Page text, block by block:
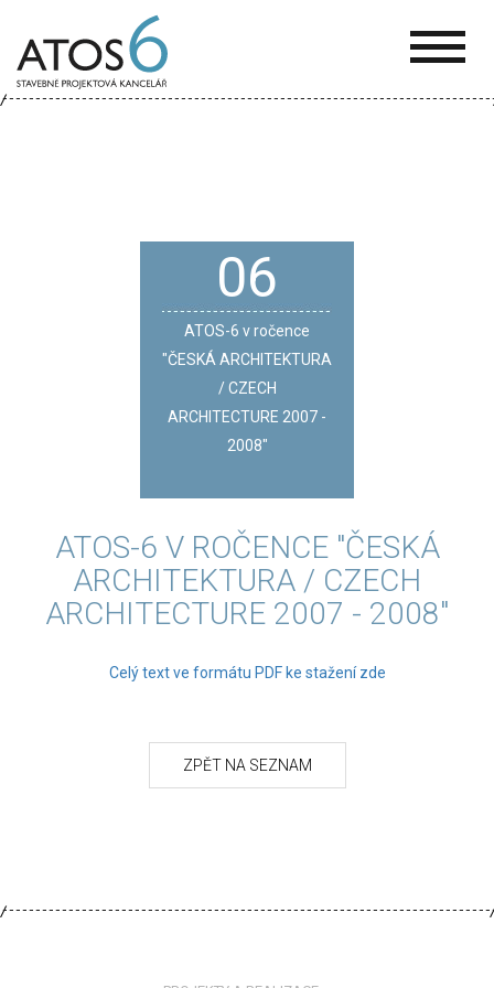
6
06
ATOS-6 v ročence
"ČESKÁ ARCHITEKTURA
/ CZECH
ARCHITECTURE 2007 -
2008"
ATOS-6 V ROČENCE "ČESKÁ
ARCHITEKTURA / CZECH
ARCHITECTURE 2007 - 2008"
Celý text ve formátu PDF ke stažení zde